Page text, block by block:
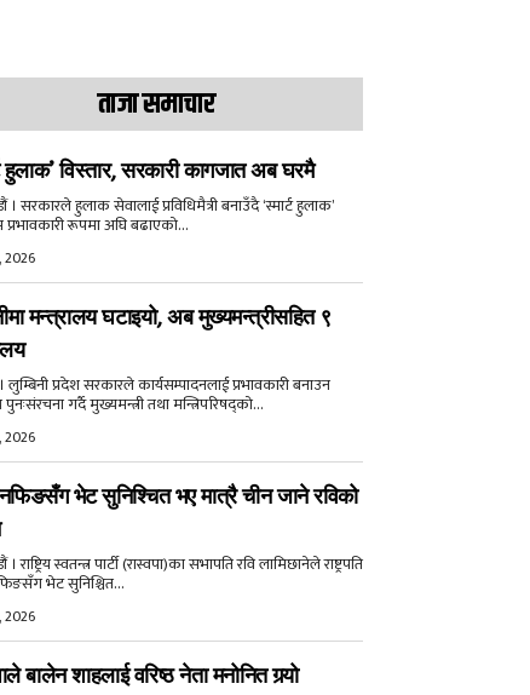
ताजा समाचार
हुलाक’ विस्तार, सरकारी कागजात अब घरमै
। सरकारले हुलाक सेवालाई प्रविधिमैत्री बनाउँदै ‘स्मार्ट हुलाक’
प्रभावकारी रूपमा अघि बढाएको...
2026
मन्त्रालय घटाइयो, अब मुख्यमन्त्रीसहित ९
लुम्बिनी प्रदेश सरकारले कार्यसम्पादनलाई प्रभावकारी बनाउन
पुनःसंरचना गर्दै मुख्यमन्त्री तथा मन्त्रिपरिषद्को...
2026
भेट सुनिश्चित भए मात्रै चीन जाने रविको
राष्ट्रिय स्वतन्त्र पार्टी (रास्वपा)का सभापति रवि लामिछानेले राष्ट्रपति
भेट सुनिश्चित...
2026
बालेन शाहलाई वरिष्ठ नेता मनोनित गर्‍यो